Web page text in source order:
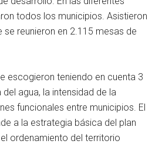
todos los municipios. Asistieron
se reunieron en 2.115 mesas de
escogieron teniendo en cuenta 3
agua, la intensidad de la
funcionales entre municipios. El
a la estrategia básica del plan
ordenamiento del territorio